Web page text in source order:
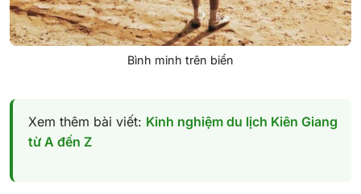
Bình minh trên biển
Xem thêm bài viết: Kinh nghiệm du lịch Kiên Giang
từ A đến Z